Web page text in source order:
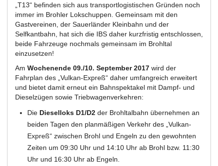
„T13“ befinden sich aus transportlogistischen Gründen noch
immer im Brohler Lokschuppen. Gemeinsam mit den
Gastvereinen, der Sauerländer Kleinbahn und der
Selfkantbahn, hat sich die IBS daher kurzfristig entschlossen,
beide Fahrzeuge nochmals gemeinsam im Brohltal
einzusetzen!
Am Wochenende 09./10. September 2017 wird der
Fahrplan des „Vulkan-Expreß“ daher umfangreich erweitert
und bietet damit erneut ein Bahnspektakel mit Dampf- und
Dieselzügen sowie Triebwagenverkehren:
Die Dieselloks D1/D2 der Brohltalbahn übernehmen an
beiden Tagen den planmäßigen Verkehr des „Vulkan-
Expreß“ zwischen Brohl und Engeln zu den gewohnten
Zeiten um 09:30 Uhr und 14:10 Uhr ab Brohl bzw. 11:30
Uhr und 16:30 Uhr ab Engeln.